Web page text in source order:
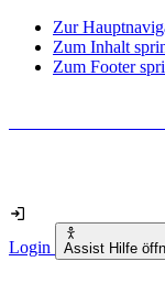
Zur
Zum Inhalt
Zum Footer
Login Assist Hilfe